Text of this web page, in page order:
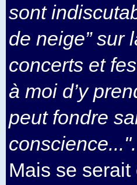
sont
de neige” sur
concerts et
à moi d’y
peut fondre
conscience...".
Mais se